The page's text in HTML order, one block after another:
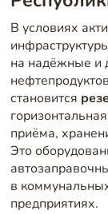
В условиях
на надёжные и
становится
приёма,
Это
в
предприятиях.